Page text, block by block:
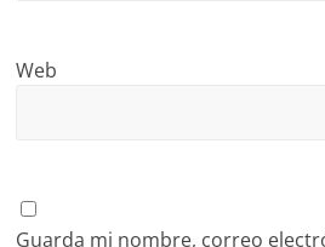
Web
Guarda mi nombre, correo